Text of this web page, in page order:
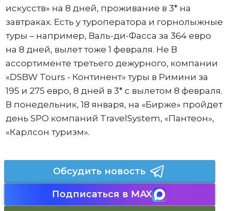
искусств» на 8 дней, проживание в 3* на
завтраках. Есть у туроператора и горнолыжные
туры – например, Валь-ди-Фасса за 364 евро
на 8 дней, вылет тоже 1 февраля. Не В
ассортименте третьего дежурного, компании
«DSBW Tours - Континент» туры в Римини за
195 и 275 евро, 8 дней в 3* с вылетом 8 февраля.
В понедельник, 18 января, на «Бирже» пройдет
день SPO компаний TravelSystem, «Пантеон»,
«Карлсон туризм».
Обсудить новость
Подписаться в MAX